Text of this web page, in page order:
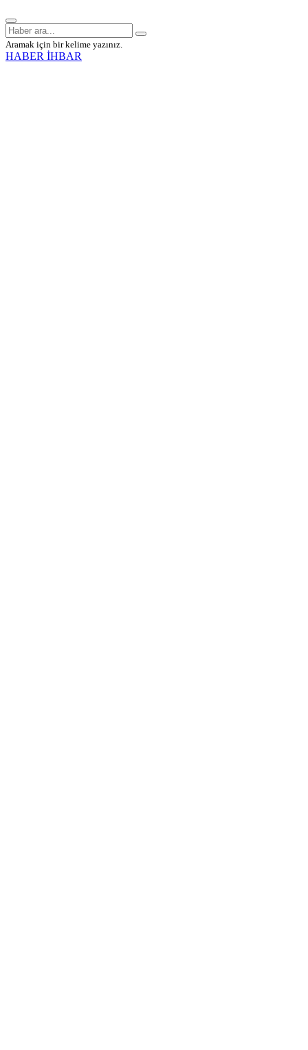
Aramak için bir kelime yazınız.
HABER İHBAR